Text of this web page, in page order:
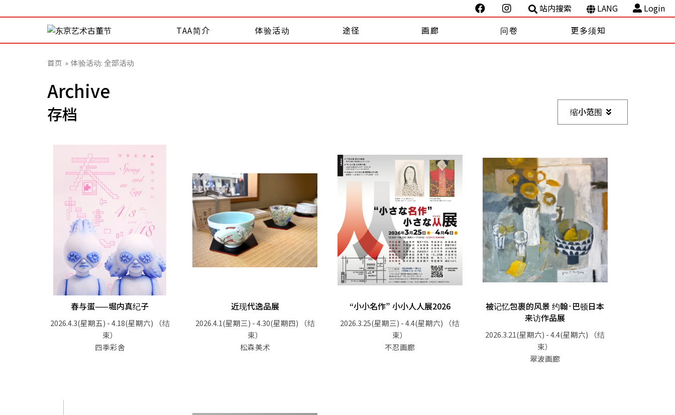
站内搜索 LANG
Login
TAA简介
体验活动 途径 画廊 问卷 更多须知
首页 体验活动: 全部活动
Archive
存档 缩小范围
春与蛋——堀内真纪子
2026.4.3(星期五) - 4.18(星期六) （结
束）
四季彩舍
近现代逸品展
2026.4.1(星期三) - 4.30(星期四) （结
束）
松森美术
“小小名作” 小小人人展2026
2026.3.25(星期三) - 4.4(星期六) （结
束）
不忍画廊
被记忆包裹的风景 约翰·巴顿日本
来访作品展
2026.3.21(星期六) - 4.4(星期六) （结
束）
翠波画廊